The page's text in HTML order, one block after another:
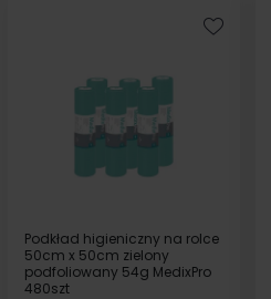
Podkład higieniczny na rolce
50cm x 50cm zielony
podfoliowany 54g MedixPro
480szt